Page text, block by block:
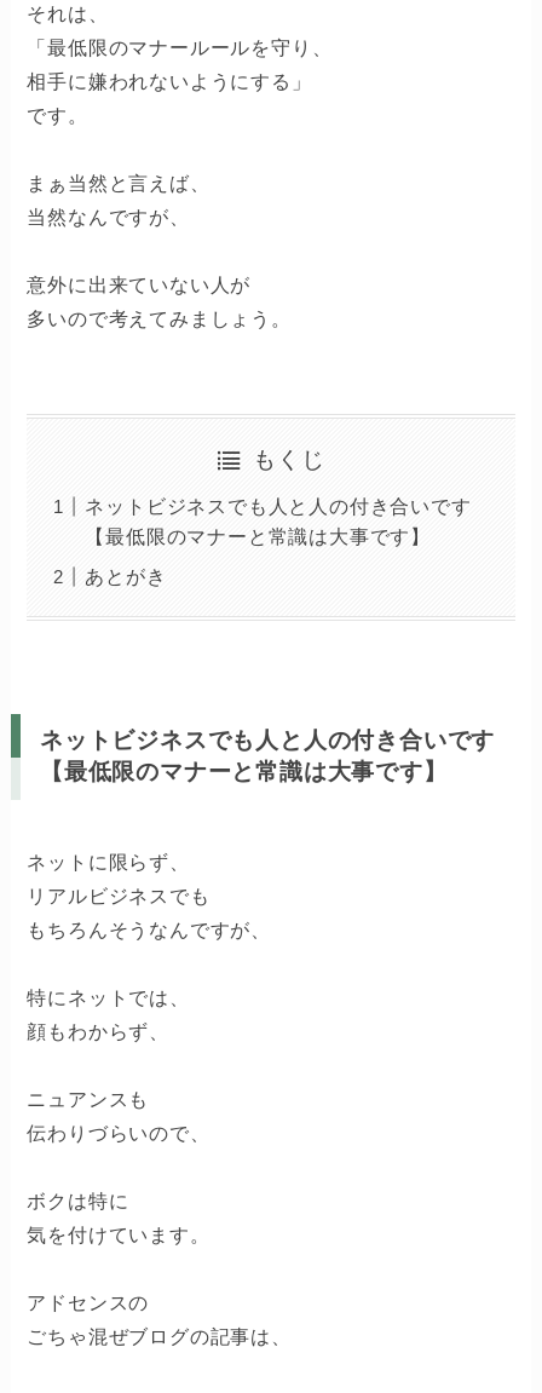
それは、
「最低限のマナールールを守り、
相手に嫌われないようにする」
です。
まぁ当然と言えば、
当然なんですが、
意外に出来ていない人が
多いので考えてみましょう。
もくじ
ネットビジネスでも人と人の付き合いです
【最低限のマナーと常識は大事です】
あとがき
ネットビジネスでも人と人の付き合いです
【最低限のマナーと常識は大事です】
ネットに限らず、
リアルビジネスでも
もちろんそうなんですが、
特にネットでは、
顔もわからず、
ニュアンスも
伝わりづらいので、
ボクは特に
気を付けています。
アドセンスの
ごちゃ混ぜブログの記事は、